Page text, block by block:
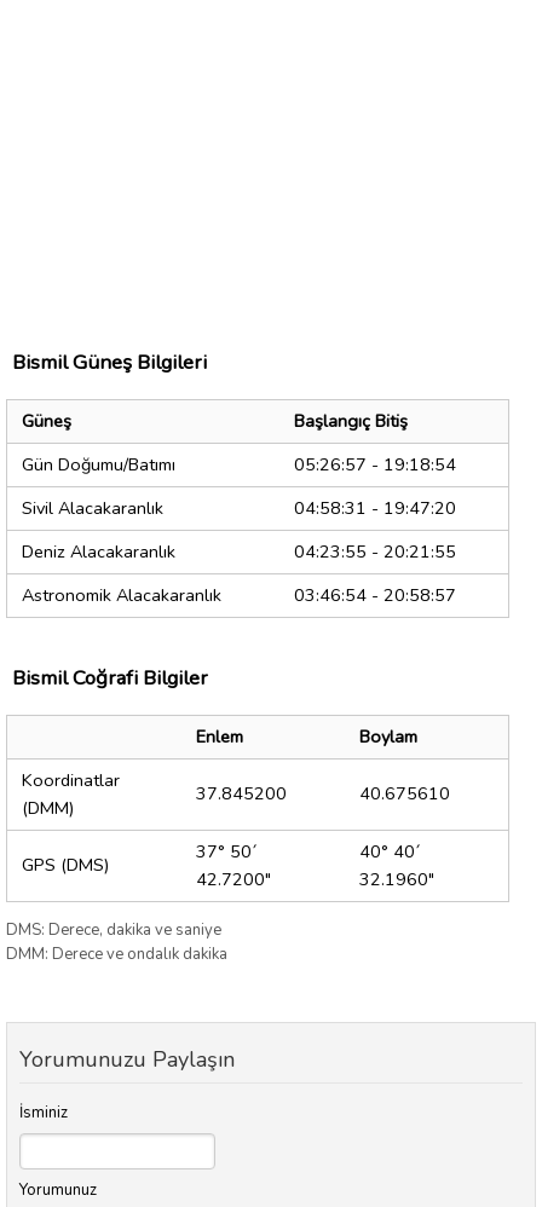
Bismil Güneş Bilgileri
Güneş
Başlangıç Bitiş
Gün Doğumu/Batımı
05:26:57 - 19:18:54
Sivil Alacakaranlık
04:58:31 - 19:47:20
Deniz Alacakaranlık
04:23:55 - 20:21:55
Astronomik Alacakaranlık
03:46:54 - 20:58:57
Bismil Coğrafi Bilgiler
Enlem
Boylam
Koordinatlar
(DMM)
37.845200 40.675610
GPS (DMS)
37° 50´
42.7200"
40° 40´
32.1960"
DMS: Derece, dakika ve saniye
DMM: Derece ve ondalık dakika
Yorumunuzu Paylaşın
İsminiz
Yorumunuz